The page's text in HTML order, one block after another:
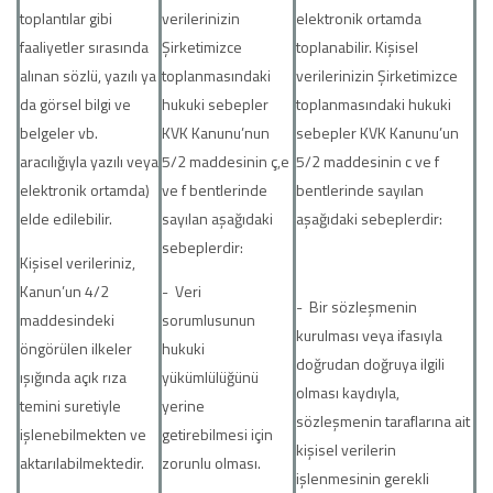
toplantılar gibi
faaliyetler sırasında
alınan sözlü, yazılı ya
da görsel bilgi ve
belgeler vb.
aracılığıyla yazılı veya
elektronik ortamda)
elde edilebilir.
Kişisel verileriniz,
Kanun’un 4/2
maddesindeki
öngörülen ilkeler
ışığında açık rıza
temini suretiyle
işlenebilmekten ve
aktarılabilmektedir.
verilerinizin
Şirketimizce
toplanmasındaki
hukuki sebepler
KVK Kanunu’nun
5/2 maddesinin ç,e
ve f bentlerinde
sayılan aşağıdaki
sebeplerdir:
- Veri
sorumlusunun
hukuki
yükümlülüğünü
yerine
getirebilmesi için
zorunlu olması.
elektronik ortamda
toplanabilir. Kişisel
verilerinizin Şirketimizce
toplanmasındaki hukuki
sebepler KVK Kanunu’un
5/2 maddesinin c ve f
bentlerinde sayılan
aşağıdaki sebeplerdir:
- Bir sözleşmenin
kurulması veya ifasıyla
doğrudan doğruya ilgili
olması kaydıyla,
sözleşmenin taraflarına ait
kişisel verilerin
işlenmesinin gerekli